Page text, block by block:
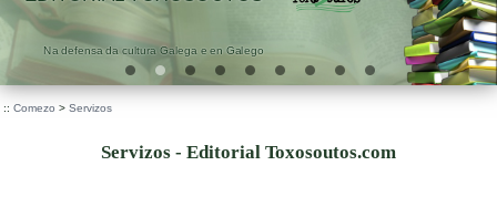
Na defensa da cultura Galega e en Galego
:: Comezo > Servizos
Servizos - Editorial Toxosoutos.com